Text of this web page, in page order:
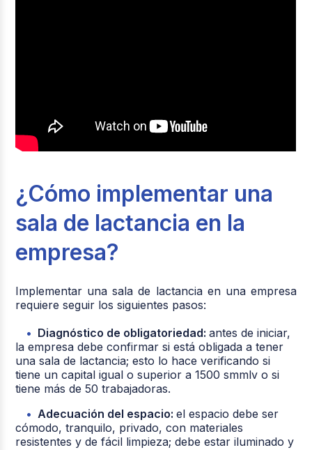
¿Cómo implementar una
sala de lactancia en la
empresa?
Implementar una sala de lactancia en una empresa
requiere seguir los siguientes pasos:
Diagnóstico de obligatoriedad:antes de iniciar,
la empresa debe confirmar si está obligada a tener
una sala de lactancia; esto lo hace verificando si
tiene un capital igual o superior a 1500 smmlv o si
tiene más de 50 trabajadoras.
Adecuación del espacio:el espacio debe ser
cómodo, tranquilo, privado, con materiales
resistentes y de fácil limpieza; debe estar iluminado y